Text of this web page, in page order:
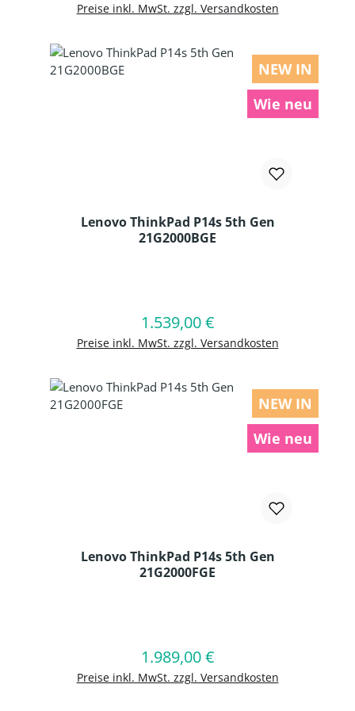
Preise inkl. MwSt. zzgl. Versandkosten
NEW IN
Wie neu
Lenovo ThinkPad P14s 5th Gen
21G2000BGE
Regulärer Preis:
1.539,00 €
Preise inkl. MwSt. zzgl. Versandkosten
In den Warenkorb
NEW IN
Wie neu
Lenovo ThinkPad P14s 5th Gen
21G2000FGE
Regulärer Preis:
1.989,00 €
Preise inkl. MwSt. zzgl. Versandkosten
In den Warenkorb